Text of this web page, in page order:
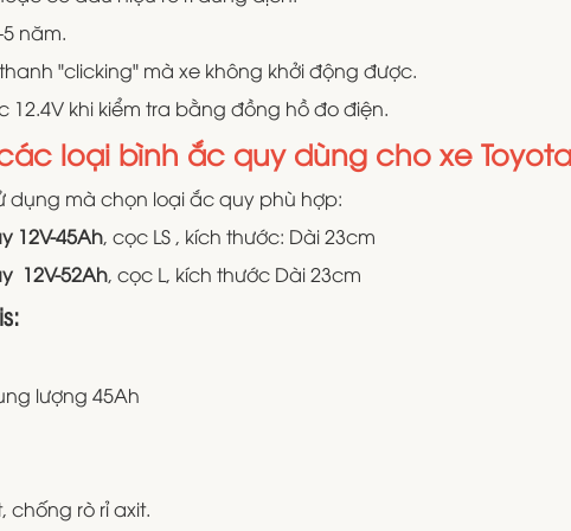
năm.
"clicking" mà xe không khởi động được.
khi kiểm tra bằng đồng hồ đo điện.
loại bình ắc quy dùng cho xe Toyota
dụng mà chọn loại ắc quy phù hợp:
12V-45Ah, cọc LS , kích thước: Dài 23cm
12V-52Ah, cọc L, kích thước Dài 23cm
lượng 45Ah
chống rò rỉ axit.